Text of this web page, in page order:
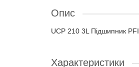
Опис
UCP 210 3L Підшипник PFI
Характеристики